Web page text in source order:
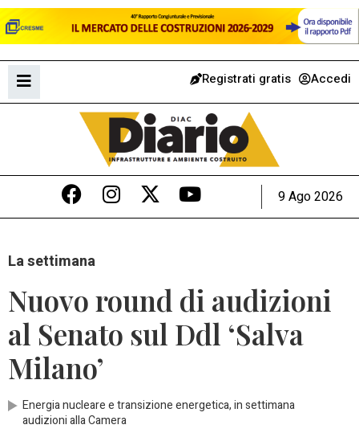
Registrati gratis Accedi
9 Ago 2026
La settimana
Nuovo round di audizioni
al Senato sul Ddl ‘Salva
Milano’
Energia nucleare e transizione energetica, in settimana
audizioni alla Camera